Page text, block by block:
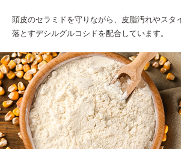
頭皮のセラミドを守りながら、皮脂汚れやスタ
落とすデシルグルコシドを配合しています。